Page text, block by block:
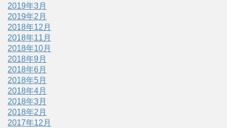
2019年3月
2019年2月
2018年12月
2018年11月
2018年10月
2018年9月
2018年6月
2018年5月
2018年4月
2018年3月
2018年2月
2017年12月